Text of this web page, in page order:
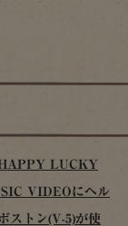
HAPPY LUCKY
VIDEOにヘル
ストン(V-5)が使